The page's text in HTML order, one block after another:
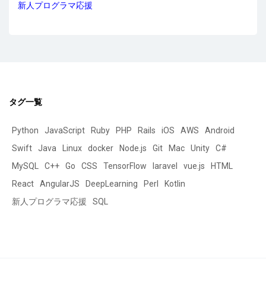
新人プログラマ応援
タグ一覧
Python JavaScript Ruby PHP Rails iOS AWS
Android
Swift
Java Linux docker Node.js Git Mac Unity
C#
MySQL
C++ Go CSS TensorFlow laravel vue.js
HTML
React
AngularJS DeepLearning Perl
Kotlin
新人プログラマ応援
SQL